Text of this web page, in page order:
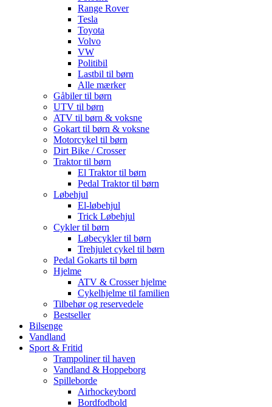
Range Rover
Tesla
Toyota
Volvo
VW
Politibil
Lastbil til børn
Alle mærker
Gåbiler til børn
UTV til børn
ATV til børn & voksne
Gokart til børn & voksne
Motorcykel til børn
Dirt Bike / Crosser
Traktor til børn
El Traktor til børn
Pedal Traktor til børn
Løbehjul
El-løbehjul
Trick Løbehjul
Cykler til børn
Løbecykler til børn
Trehjulet cykel til børn
Pedal Gokarts til børn
Hjelme
ATV & Crosser hjelme
Cykelhjelme til familien
Tilbehør og reservedele
Bestseller
Bilsenge
Vandland
Sport & Fritid
Trampoliner til haven
Vandland & Hoppeborg
Spilleborde
Airhockeybord
Bordfodbold